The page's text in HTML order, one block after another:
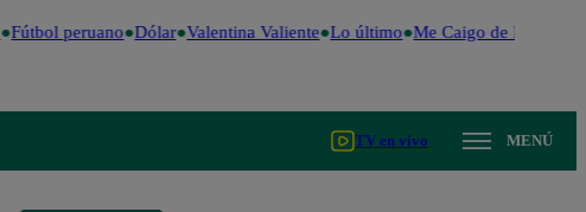
Fútbol peruano Dólar Valentina Valiente Lo último Me Caigo de Risa
TV en vivo MENÚ